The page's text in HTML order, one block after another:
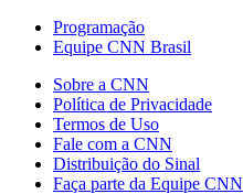
Programação
Equipe CNN Brasil
Sobre a CNN
Política de Privacidade
Termos de Uso
Fale com a CNN
Distribuição do Sinal
Faça parte da Equipe CNN